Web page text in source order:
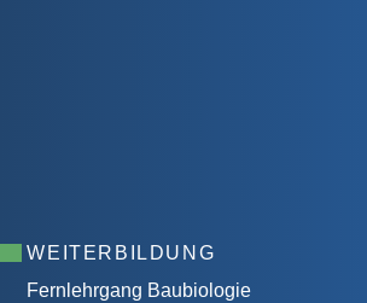
WEITERBILDUNG
Fernlehrgang Baubiologie